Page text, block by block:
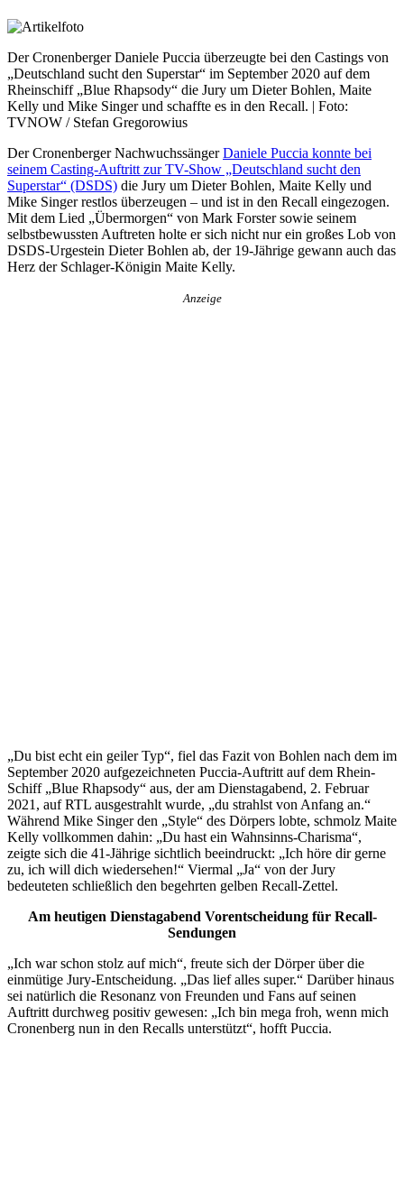
Der Cronenberger Daniele Puccia überzeugte bei den Castings von
„Deutschland sucht den Superstar“ im September 2020 auf dem
Rheinschiff „Blue Rhapsody“ die Jury um Dieter Bohlen, Maite
Kelly und Mike Singer und schaffte es in den Recall. | Foto:
TVNOW / Stefan Gregorowius
Der Cronenberger NachwuchssängerDaniele Puccia konnte bei
seinem Casting-Auftritt zur TV-Show „Deutschland sucht den
Superstar“ (DSDS) die Jury um Dieter Bohlen, Maite Kelly und
Mike Singer restlos überzeugen – und ist in den Recall eingezogen.
Mit dem Lied „Übermorgen“ von Mark Forster sowie seinem
selbstbewussten Auftreten holte er sich nicht nur ein großes Lob von
DSDS-Urgestein Dieter Bohlen ab, der 19-Jährige gewann auch das
Herz der Schlager-Königin Maite Kelly.
Anzeige
„Du bist echt ein geiler Typ“, fiel das Fazit von Bohlen nach dem im
September 2020 aufgezeichneten Puccia-Auftritt auf dem Rhein-
Schiff „Blue Rhapsody“ aus, der am Dienstagabend, 2. Februar
2021, auf RTL ausgestrahlt wurde, „du strahlst von Anfang an.“
Während Mike Singer den „Style“ des Dörpers lobte, schmolz Maite
Kelly vollkommen dahin: „Du hast ein Wahnsinns-Charisma“,
zeigte sich die 41-Jährige sichtlich beeindruckt: „Ich höre dir gerne
zu, ich will dich wiedersehen!“ Viermal „Ja“ von der Jury
bedeuteten schließlich den begehrten gelben Recall-Zettel.
Am heutigen Dienstagabend Vorentscheidung für Recall-
Sendungen
„Ich war schon stolz auf mich“, freute sich der Dörper über die
einmütige Jury-Entscheidung. „Das lief alles super.“ Darüber hinaus
sei natürlich die Resonanz von Freunden und Fans auf seinen
Auftritt durchweg positiv gewesen: „Ich bin mega froh, wenn mich
Cronenberg nun in den Recalls unterstützt“, hofft Puccia.